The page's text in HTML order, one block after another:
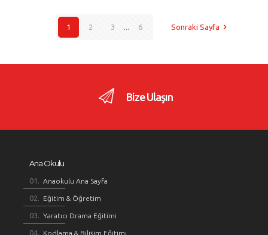
1 2 3 ... 6 Sonraki Sayfa
Bize Ulaşın
Ana Okulu
Anaokulu Ana Sayfa
Eğitim & Öğretim
Yaratıcı Drama Eğitimi
Kodlama & Bilişim Eğitimi